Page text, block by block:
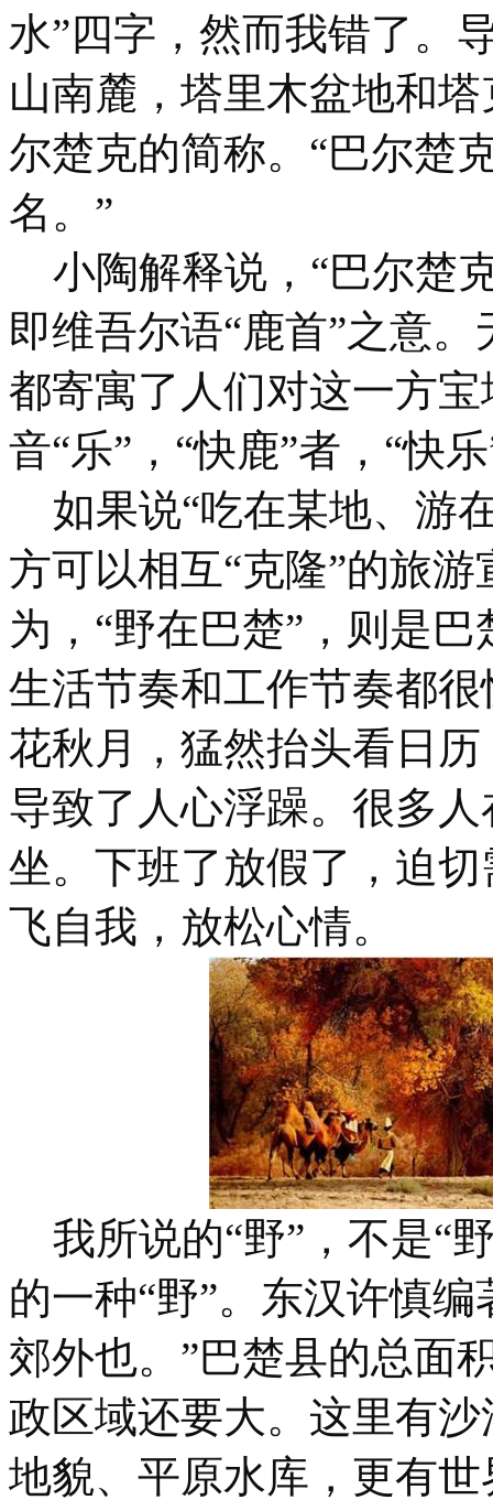
水”四字，然而我错了。
山南麓，塔里木盆地和
尔楚克的简称。“巴尔楚
名。”
小陶解释说，“巴尔楚
即维吾尔语“鹿首”之意
都寄寓了人们对这一方
音“乐”，“快鹿”者，“快
如果说“吃在某地、游
方可以相互“克隆”的旅
为，“野在巴楚”，则是
生活节奏和工作节奏都
花秋月，猛然抬头看日
导致了人心浮躁。很多
坐。下班了放假了，迫
飞自我，放松心情。
我所说的“野”，不是“
的一种“野”。东汉许慎
郊外也。”巴楚县的总面
政区域还要大。这里有
地貌、平原水库，更有